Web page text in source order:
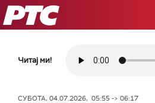
РТС
Читај ми!
СУБОТА, 04.07.2026, 05:55 -> 06:17